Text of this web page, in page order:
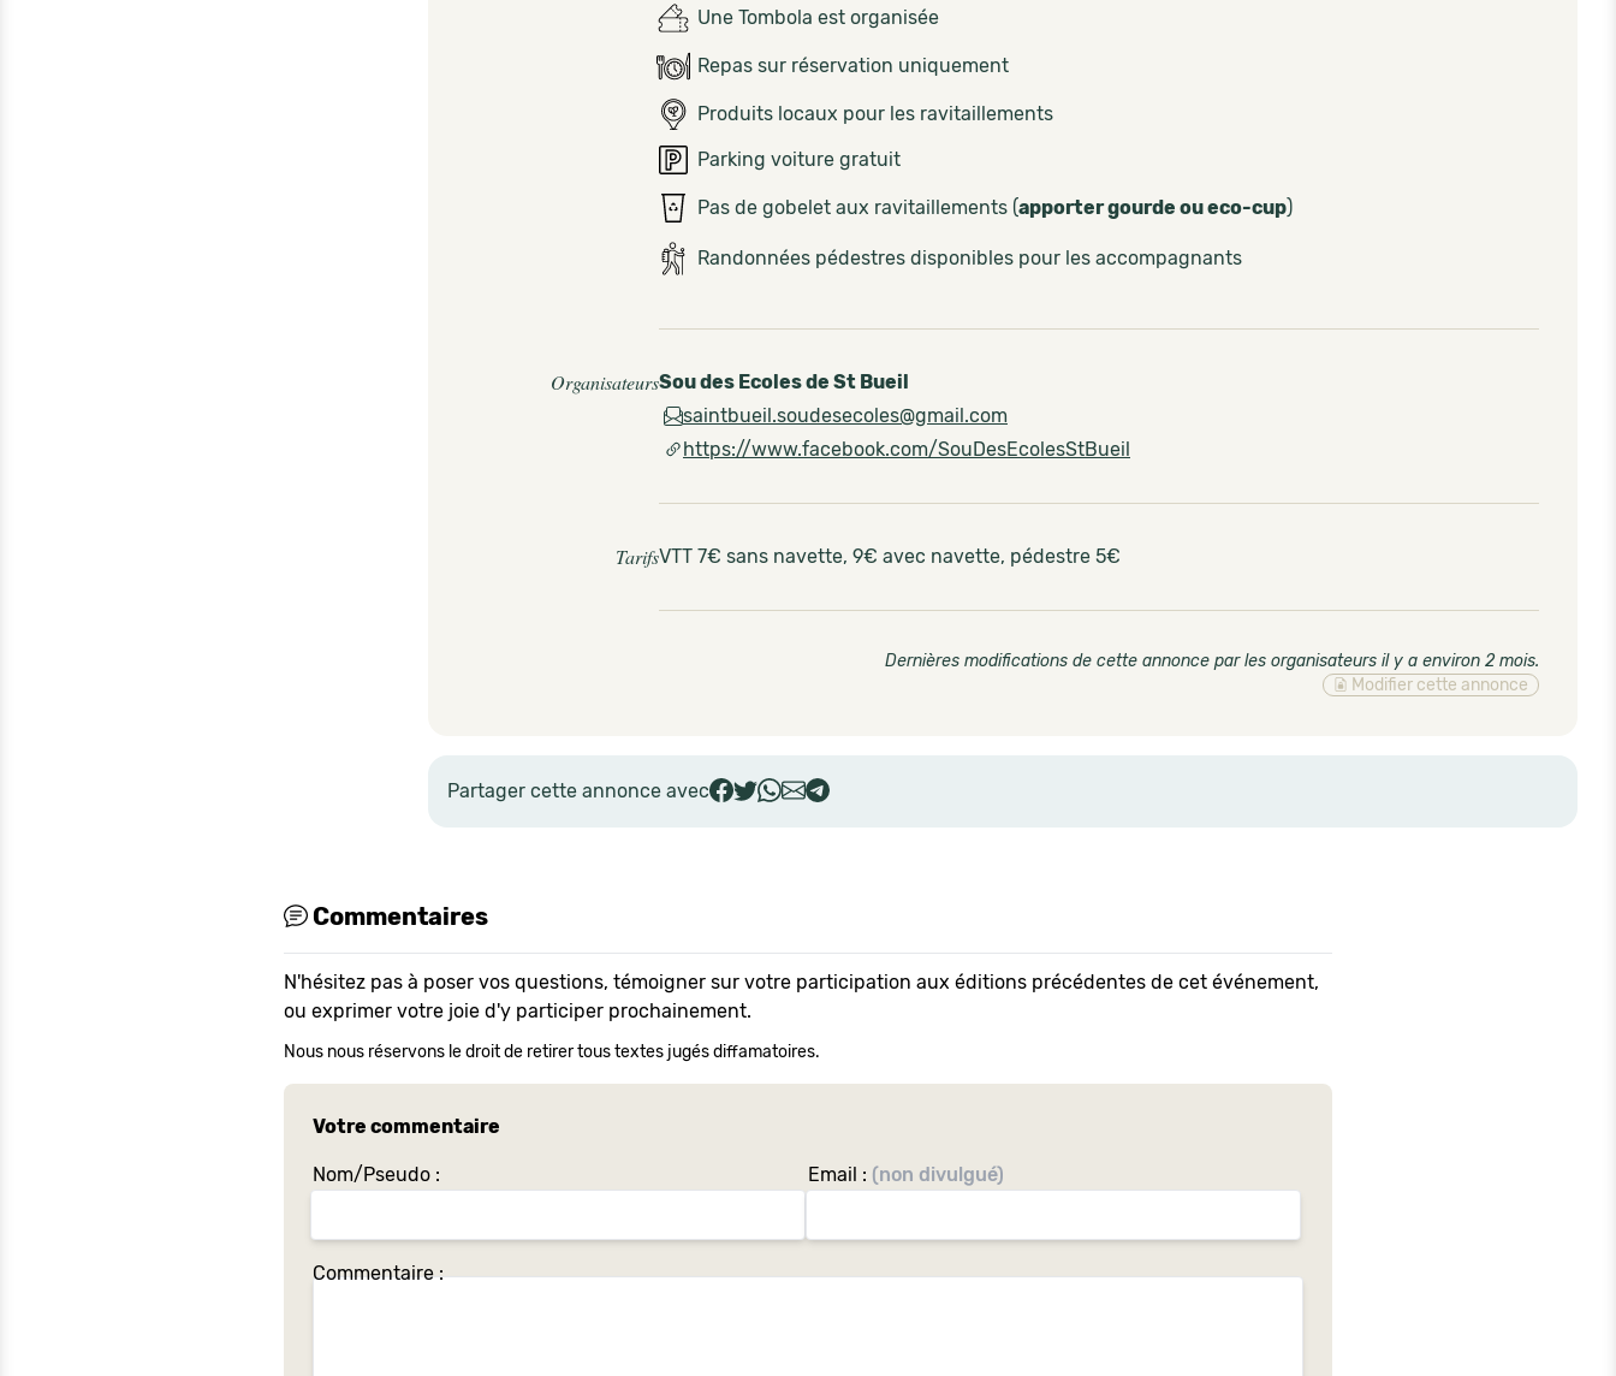
Une Tombola est organisée
Repas sur réservation uniquement
Produits locaux pour les ravitaillements
Parking voiture gratuit
Pas de gobelet aux ravitaillements (apporter gourde ou eco-cup)
Randonnées pédestres disponibles pour les accompagnants
OrganisateursSou des Ecoles de St Bueil
saintbueil.soudesecoles@gmail.com
https://www.facebook.com/SouDesEcolesStBueil
TarifsVTT 7€ sans navette, 9€ avec navette, pédestre 5€
Dernières modifications de cette annonce par les organisateurs il y a environ 2 mois.
Modifier cette annonce
Partager cette annonce avec
Commentaires
N'hésitez pas à poser vos questions, témoigner sur votre participation aux éditions précédentes de cet événement,
ou exprimer votre joie d'y participer prochainement.
Nous nous réservons le droit de retirer tous textes jugés diffamatoires.
Votre commentaire
Nom/Pseudo : Email : (non divulgué)
vous
Commentaire :